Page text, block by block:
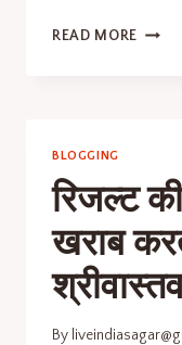
READ MORE
BLOGGING
रिजल्ट
खराब
By